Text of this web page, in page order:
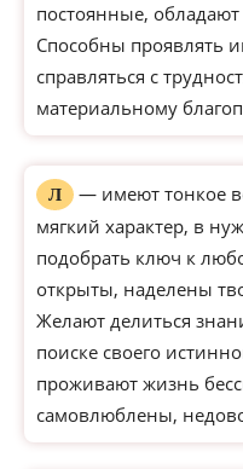
постоянные,
Способны проявлять
справляться с
материальному
Л
— имеют тонкое
мягкий характер, в
подобрать ключ к
открыты, наделены
Желают делиться
поиске своего
проживают жизнь
самовлюблены,